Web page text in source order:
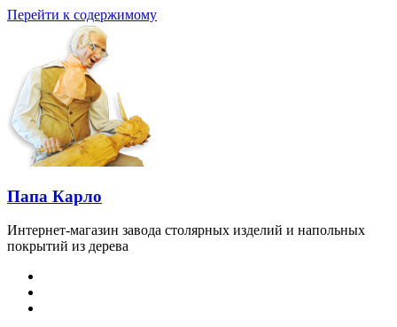
Перейти к содержимому
Папа Карло
Интернет-магазин завода столярных изделий и напольных
покрытий из дерева